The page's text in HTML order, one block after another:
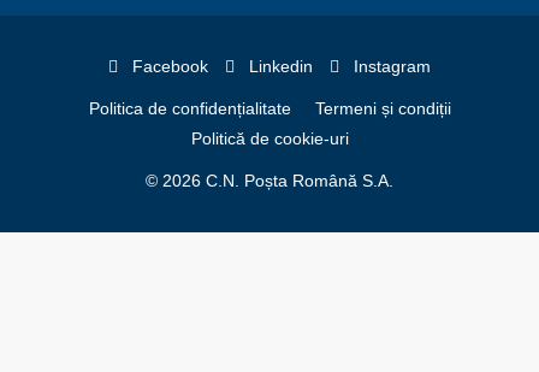
Facebook Linkedin Instagram
Politica de confidențialitate
Termeni și condiții
Politică de cookie-uri
© 2026 C.N. Poșta Română S.A.